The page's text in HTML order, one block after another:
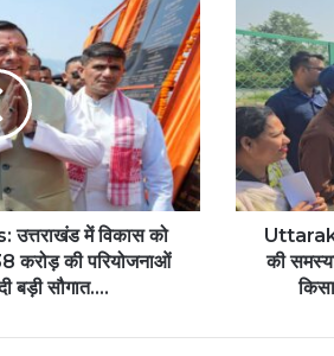
में विकास को
करोड़ की परियोजनाओं
बड़ी सौगात....
की